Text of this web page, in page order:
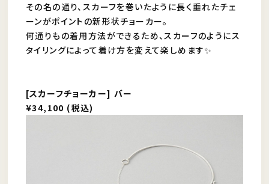
その名の通り、スカーフを巻いたように長く垂れたチェ
ーンがポイントの新形状チョーカー。
何通りもの着用方法ができるため、スカーフのようにス
タイリングによって着け方を変えて楽しめます✨
[スカーフチョーカー] バー
¥34,100 (税込)